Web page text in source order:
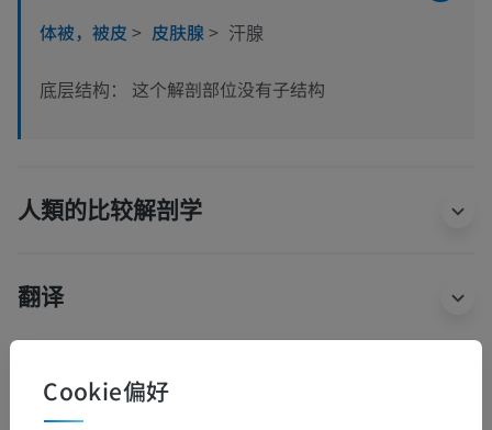
体被，被皮 > 皮肤腺> 汗腺
底层结构： 这个解剖部位没有子结构
人類的比较解剖学
翻译
发现错误？
Cookie偏好